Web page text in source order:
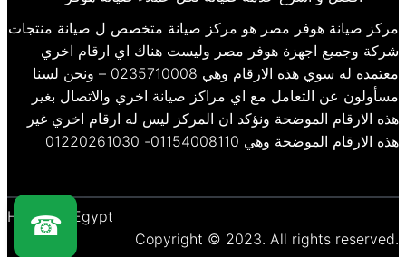
مركز صيانة هوفر مصر هو مركز صيانة متخصص ل صيانة منتجات
شركة وجميع اجهزة هوفر مصر وليست هناك اي ارقام اخري
معتمده له سوي هذه الارقام وهي 0235710008 – ونحن لسنا
مسأولون عن التعامل مع اي مراكز صيانة اخري والاتصال بغير
هذه الارقام الموضحة ونؤكد ان المركز ليس له ارقام اخري غير
هذه الارقام الموضحة وهي 01154008110- 01220261030
Hoover – Egypt
Copyright © 2023. All rights reserved.
☎